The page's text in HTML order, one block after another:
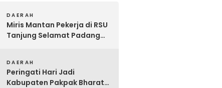
DAERAH
Miris Mantan Pekerja di RSU
Tanjung Selamat Padang
DAERAH
Peringati Hari Jadi
Kabupaten Pakpak Bharat